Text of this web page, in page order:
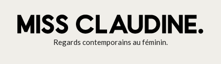
Regards contemporains au féminin.